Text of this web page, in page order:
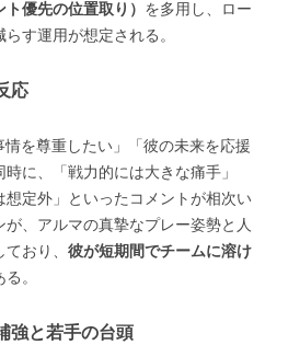
優先の位置取り） を多用し、ロー
す運用が想定される。
応
を尊重したい」「彼の未来を応援
に、「戦力的には大きな痛手」
想定外」といったコメントが相次い
、アルマの真摯なプレー姿勢と人
おり、 彼が短期間でチームに溶け
。
強と若手の台頭